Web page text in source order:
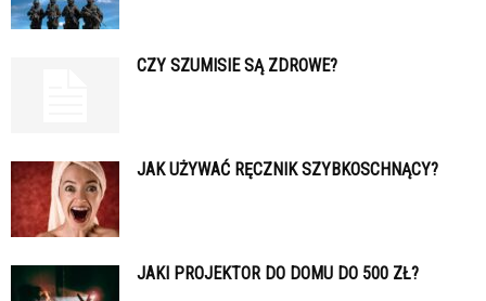
CZY SZUMISIE SĄ ZDROWE?
JAK UŻYWAĆ RĘCZNIK SZYBKOSCHNĄCY?
JAKI PROJEKTOR DO DOMU DO 500 ZŁ?